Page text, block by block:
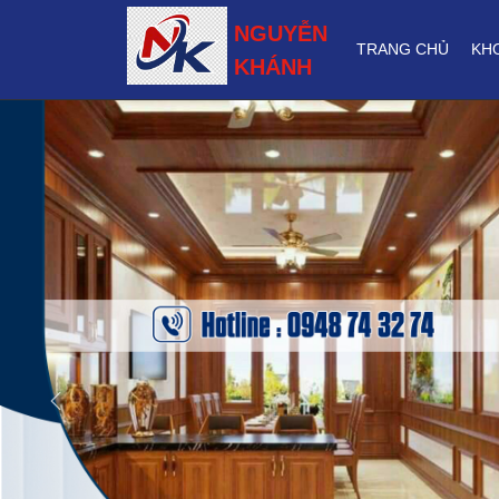
NGUYỄN
KHÁNH
TRANG CHỦ